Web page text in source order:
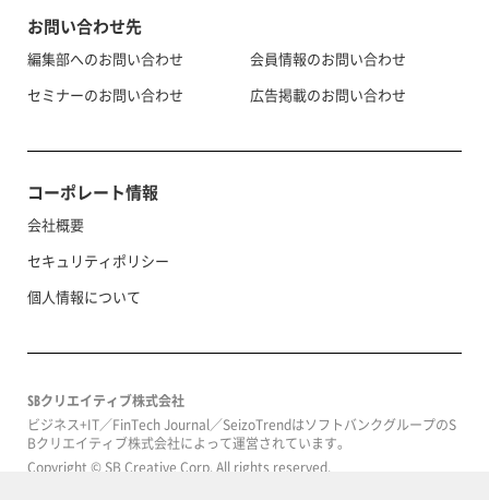
お問い合わせ先
編集部へのお問い合わせ
セミナーのお問い合わせ
会員情報のお問い合わせ
広告掲載のお問い合わせ
コーポレート情報
会社概要
セキュリティポリシー
個人情報について
SBクリエイティブ株式会社
ビジネス+IT／FinTech Journal／SeizoTrendはソフトバンクグループのS
Bクリエイティブ株式会社によって運営されています。
Copyright © SB Creative Corp. All rights reserved.